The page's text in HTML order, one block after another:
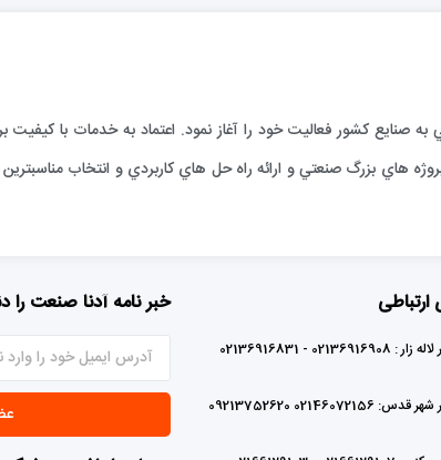
و ارائه خدمات فني به صنايع كشور فعاليت خود را آغاز نمود. اعتماد به خدمات
هاي بزرگ صنعتي و ارائه راه حل هاي كاربردي و انتخاب مناسبترين
02136916908 - 02136916831
02146072156 09213752620
خبر نامه آدنا صنعت را